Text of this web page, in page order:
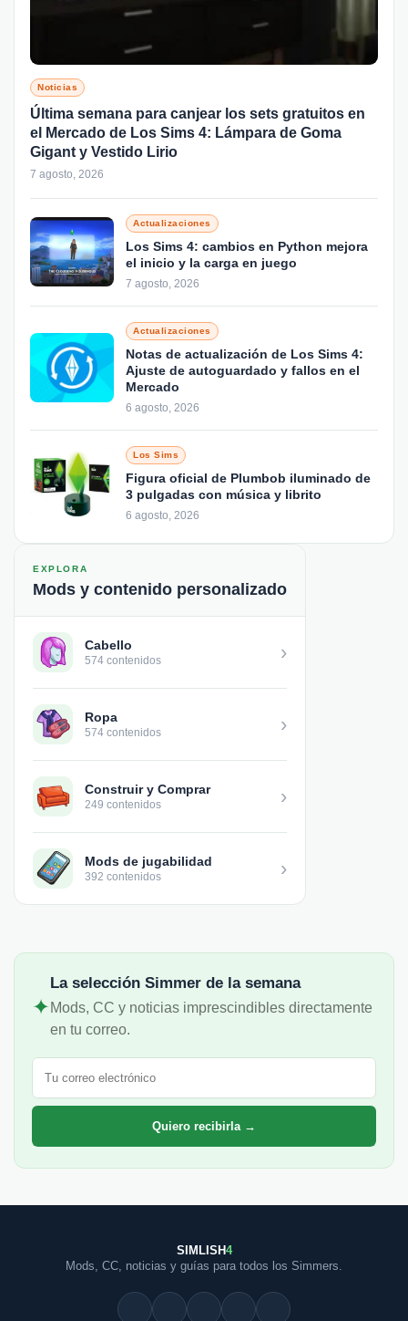
Noticias
Última semana para canjear los sets gratuitos en
el Mercado de Los Sims 4: Lámpara de Goma
Gigant y Vestido Lirio
7 agosto, 2026
Actualizaciones
Los Sims 4: cambios en Python mejora
el inicio y la carga en juego
7 agosto, 2026
Actualizaciones
Notas de actualización de Los Sims 4:
Ajuste de autoguardado y fallos en el
Mercado
6 agosto, 2026
Los Sims
Figura oficial de Plumbob iluminado de
3 pulgadas con música y librito
6 agosto, 2026
EXPLORA
Mods y contenido personalizado
Cabello
574 contenidos ›
Ropa
574 contenidos ›
Construir y Comprar
249 contenidos ›
Mods de jugabilidad
392 contenidos ›
✦
La selección Simmer de la semana
Mods, CC y noticias imprescindibles directamente
en tu correo.
Correo electrónico
Quiero recibirla →
SIMLISH4
Mods, CC, noticias y guías para todos los Simmers.